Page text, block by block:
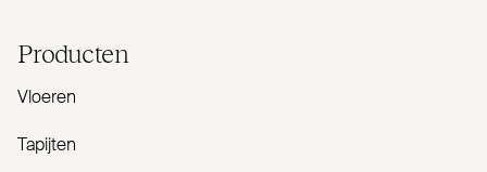
Producten
Vloeren
Tapijten